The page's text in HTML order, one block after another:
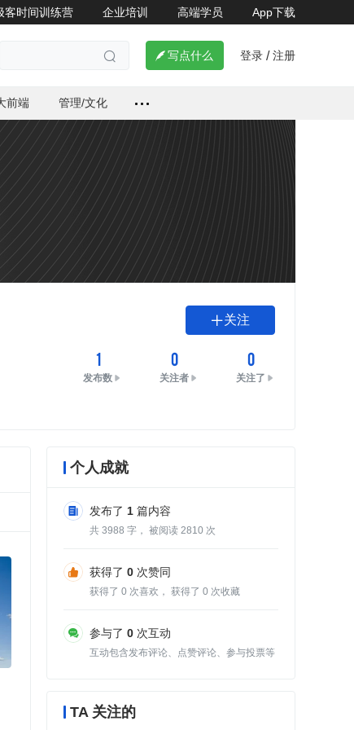
客时间训练营 企业培训 高端学员 App下载
  写点什么 登录 / 注册
前端 管理/文化
关注
1
发布数
0
关注者
0
关注了
个人成就
发布了 1 篇内容
共 3988 字， 被阅读 2810 次
获得了 0 次赞同
获得了 0 次喜欢， 获得了 0 次收藏
参与了 0 次互动
互动包含发布评论、点赞评论、参与投票等
TA 关注的